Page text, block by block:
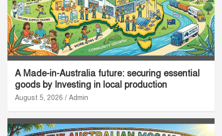
A Made-in-Australia future: securing essential
goods by Investing in local production
August 5, 2026 Admin